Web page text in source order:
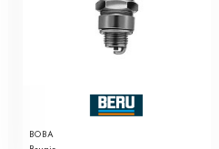
BOBA